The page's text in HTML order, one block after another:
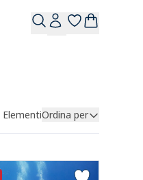
ElementiOrdina per